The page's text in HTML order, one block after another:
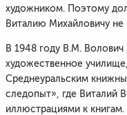
художником. Поэтому
Виталию Михайловичу не
В 1948 году В.М. Волович
художественное
Среднеуральским
следопыт», где Виталий
иллюстрациями к книгам.